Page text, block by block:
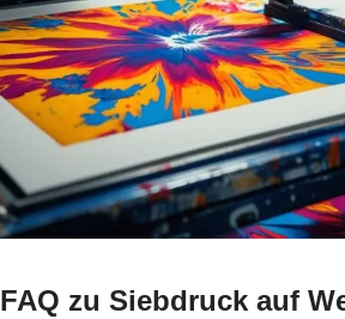
FAQ zu Siebdruck auf